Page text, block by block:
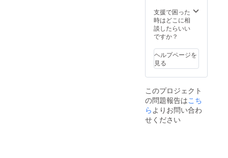
支援で困った
時はどこに相
談したらいい
ですか？
ヘルプページを
見る
このプロジェクト
の問題報告はこち
ら よりお問い合わ
せください